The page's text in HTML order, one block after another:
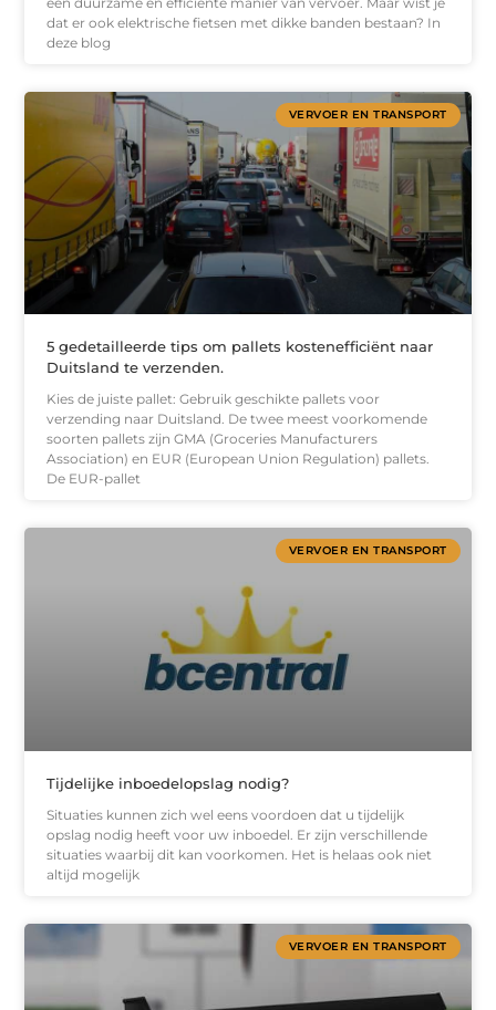
dat er ook elektrische fietsen met dikke banden bestaan? In
deze blog
VERVOER EN TRANSPORT
5 gedetailleerde tips om pallets kostenefficiënt naar
Duitsland te verzenden.
Kies de juiste pallet: Gebruik geschikte pallets voor
verzending naar Duitsland. De twee meest voorkomende
soorten pallets zijn GMA (Groceries Manufacturers
Association) en EUR (European Union Regulation) pallets.
De EUR-pallet
VERVOER EN TRANSPORT
Tijdelijke inboedelopslag nodig?
Situaties kunnen zich wel eens voordoen dat u tijdelijk
opslag nodig heeft voor uw inboedel. Er zijn verschillende
situaties waarbij dit kan voorkomen. Het is helaas ook niet
altijd mogelijk
VERVOER EN TRANSPORT